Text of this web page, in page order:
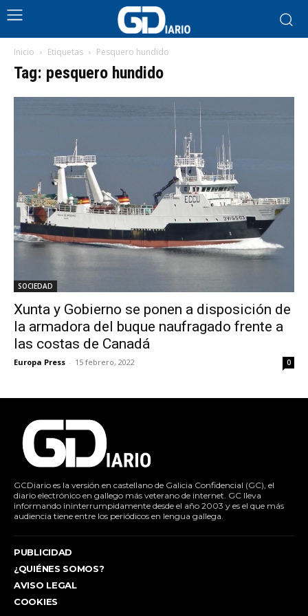
Inicio Etiquetas Pesquero hundido
Tag: pesquero hundido
SOCIEDAD
Xunta y Gobierno se ponen a disposición de
la armadora del buque naufragado frente a
las costas de Canadá
Europa Press - 15 febrero, 2022 0
GCDiario es la versión en castellano de Galicia Confidencial (GC), el
diario electrónico en gallego más veterano de internet. GC lleva
informando ininterrumpidamente desde el año 2003 y es el que más
audiencia tiene entre los periódicos en lengua gallega.
PUBLICIDAD
¿QUIÉNES SOMOS?
AVISO LEGAL
COOKIES